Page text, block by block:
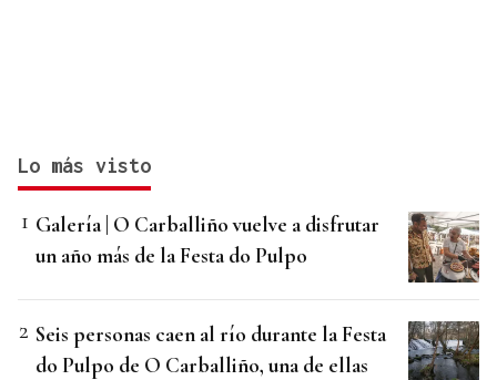
Lo más visto
Galería | O Carballiño vuelve a disfrutar
un año más de la Festa do Pulpo
Seis personas caen al río durante la Festa
do Pulpo de O Carballiño, una de ellas